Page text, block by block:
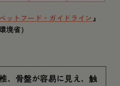
ットフード・ガイドライン 』
環境省）
、骨盤が容易に見え、触